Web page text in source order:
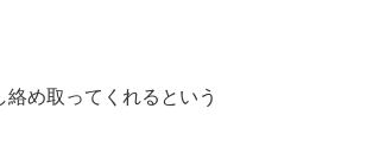
め取ってくれるという